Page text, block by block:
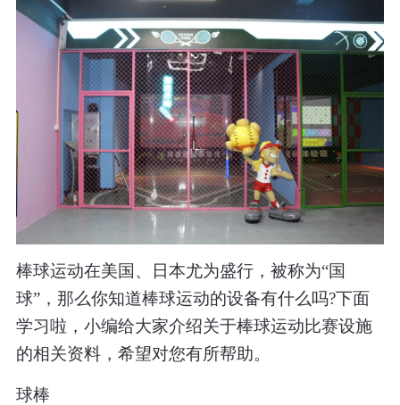
棒球运动在美国、日本尤为盛行，被称为“国
球”，那么你知道棒球运动的设备有什么吗?下面
学习啦，小编给大家介绍关于棒球运动比赛设施
的相关资料，希望对您有所帮助。
球棒